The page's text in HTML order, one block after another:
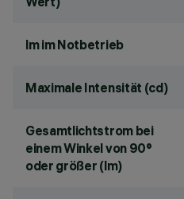
lm im Notbetrieb
Maximale Intensität (cd)
Gesamtlichtstrom bei
einem Winkel von 90°
oder größer (lm)